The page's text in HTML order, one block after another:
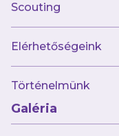
Scouting
Elérhetőségeink
Történelmünk
Galéria
2025.10.15
Miért viseljük
szalagot?